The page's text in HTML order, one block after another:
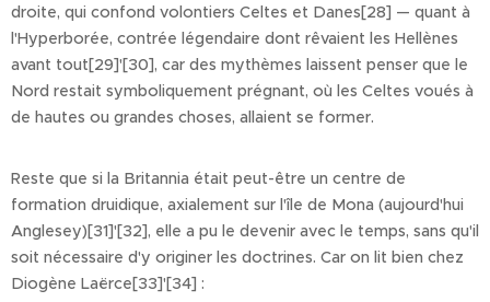
droite, qui confond volontiers Celtes et Danes[28] — quant à
l'Hyperborée, contrée légendaire dont rêvaient les Hellènes
avant tout[29]'[30], car des mythèmes laissent penser que le
Nord restait symboliquement prégnant, où les Celtes voués à
de hautes ou grandes choses, allaient se former.
Reste que si la Britannia était peut-être un centre de
formation druidique, axialement sur l'île de Mona (aujourd'hui
Anglesey)[31]'[32], elle a pu le devenir avec le temps, sans qu'il
soit nécessaire d'y originer les doctrines. Car on lit bien chez
Diogène Laërce[33]'[34] :